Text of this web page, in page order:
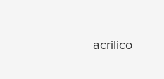
acrilico